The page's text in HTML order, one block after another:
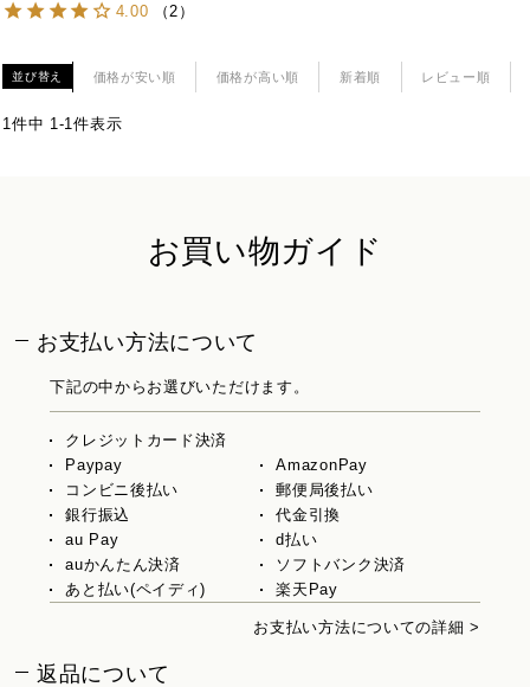
4.00 （ 2 ）
並び替え 価格が安い順 価格が高い順 新着順 レビュー順
1 件中 1 -1件表示
お買い物ガイド
お支払い方法について
下記の中からお選びいただけます。
クレジットカード決済
Paypay
AmazonPay
コンビニ後払い
郵便局後払い
銀行振込
代金引換
au Pay
d払い
auかんたん決済
ソフトバンク決済
あと払い(ペイディ)
楽天Pay
お支払い方法についての詳細 >
返品について